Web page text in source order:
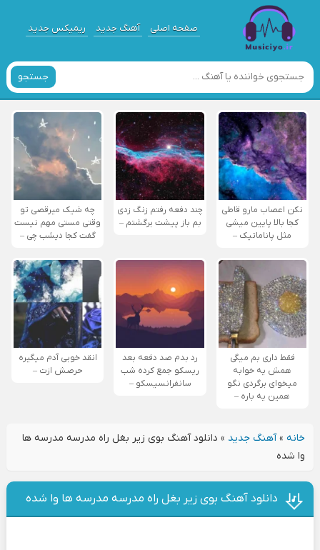
صفحه اصلی آهنگ جدید ریمیکس جدید
جستجو
نکن اعصاب مارو قاطی
کجا بالا پایین میشی
مثل پاناماتیک –
چند دفعه رفتم زنگ زدی
بم باز پیشت برگشتم –
چه شیک میرقصی تو
وقتی مستی مهم نیست
گفت کجا دیشب چی –
فقط داری بم میگی
همش یه خوابه
میخوای برگردی نگو
همین یه باره –
رد بدم صد دفعه بعد
ریسکو جمع کرده شب
سانفرانسیسکو –
انقد خوبی آدم میگیره
حرصش ازت –
خانه»آهنگ جدید » دانلود آهنگ بوی زیر بغل راه مدرسه مدرسه ها
وا شده
دانلود آهنگ بوی زیر بغل راه مدرسه مدرسه ها وا شده